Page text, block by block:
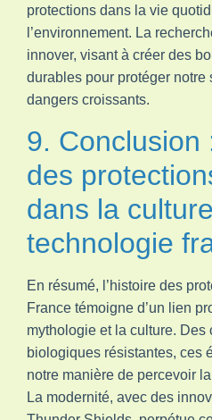
protections dans la vie
l’environnement. La
innover, visant à créer des
durables pour protéger notre
dangers croissants.
9. Conclusion
des
dans la
technologie
En résumé, l’histoire des
France témoigne d’un lien
mythologie et la culture. Des
biologiques résistantes, ces
notre manière de percevoir
La modernité, avec des